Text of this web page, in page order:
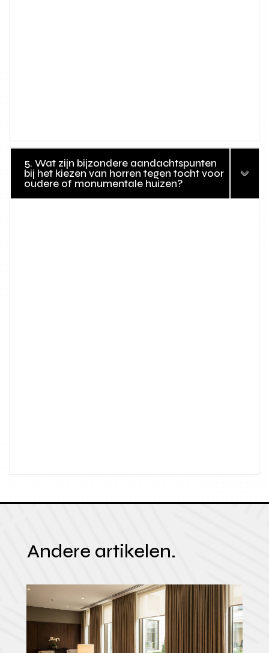
5. Wat zijn bijzondere aandachtspunten
bij het kiezen van horren tegen tocht voor
oudere of monumentale huizen?
Andere artikelen.